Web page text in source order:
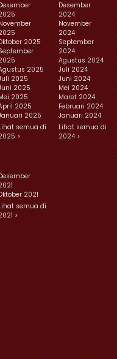
2025
2025
2025
2025
2025
2025
2025
semua di
>
Desember
2024
November
2024
September
2024
Agustus 2024
Juli 2024
Juni 2024
Mei 2024
Maret 2024
Februari 2024
Januari 2024
Lihat semua di
2024 >
2021
semua di
>